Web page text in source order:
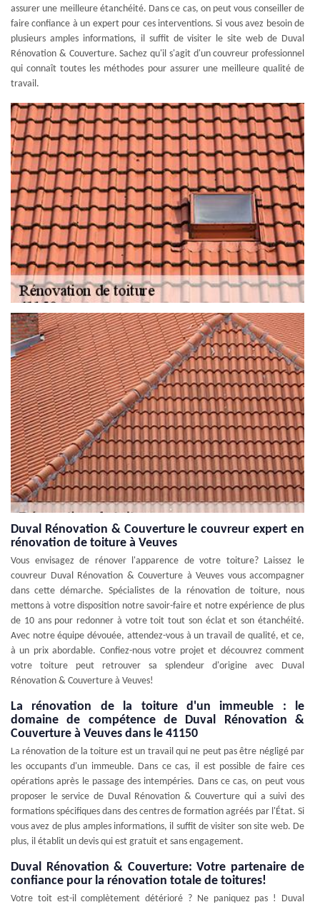
assurer une meilleure étanchéité. Dans ce cas, on peut vous conseiller de
faire confiance à un expert pour ces interventions. Si vous avez besoin de
plusieurs amples informations, il suffit de visiter le site web de Duval
Rénovation & Couverture. Sachez qu'il s'agit d'un couvreur professionnel
qui connaît toutes les méthodes pour assurer une meilleure qualité de
travail.
Duval Rénovation & Couverture le couvreur expert en
rénovation de toiture à Veuves
Vous envisagez de rénover l'apparence de votre toiture? Laissez le
couvreur Duval Rénovation & Couverture à Veuves vous accompagner
dans cette démarche. Spécialistes de la rénovation de toiture, nous
mettons à votre disposition notre savoir-faire et notre expérience de plus
de 10 ans pour redonner à votre toit tout son éclat et son étanchéité.
Avec notre équipe dévouée, attendez-vous à un travail de qualité, et ce,
à un prix abordable. Confiez-nous votre projet et découvrez comment
votre toiture peut retrouver sa splendeur d'origine avec Duval
Rénovation & Couverture à Veuves!
La rénovation de la toiture d'un immeuble : le
domaine de compétence de Duval Rénovation &
Couverture à Veuves dans le 41150
La rénovation de la toiture est un travail qui ne peut pas être négligé par
les occupants d'un immeuble. Dans ce cas, il est possible de faire ces
opérations après le passage des intempéries. Dans ce cas, on peut vous
proposer le service de Duval Rénovation & Couverture qui a suivi des
formations spécifiques dans des centres de formation agréés par l'État. Si
vous avez de plus amples informations, il suffit de visiter son site web. De
plus, il établit un devis qui est gratuit et sans engagement.
Duval Rénovation & Couverture: Votre partenaire de
confiance pour la rénovation totale de toitures!
Votre toit est-il complètement détérioré ? Ne paniquez pas ! Duval